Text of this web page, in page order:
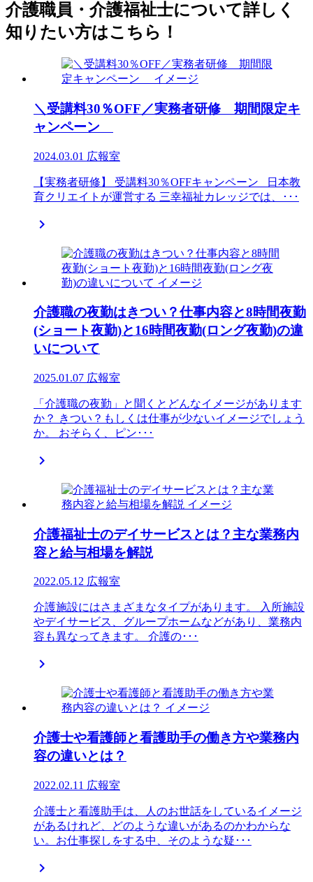
介護職員・介護福祉士について詳しく
知りたい方はこちら！
＼受講料30％OFF／実務者研修 期間限定キ
ャンペーン
2024.03.01 広報室
【実務者研修】 受講料30％OFFキャンペーン 日本教
育クリエイトが運営する 三幸福祉カレッジでは、･･･

介護職の夜勤はきつい？仕事内容と8時間夜勤
(ショート夜勤)と16時間夜勤(ロング夜勤)の違
いについて
2025.01.07 広報室
「介護職の夜勤」と聞くとどんなイメージがあります
か？ きつい？もしくは仕事が少ないイメージでしょう
か。 おそらく、ピン･･･

介護福祉士のデイサービスとは？主な業務内
容と給与相場を解説
2022.05.12 広報室
介護施設にはさまざまなタイプがあります。 入所施設
やデイサービス、グループホームなどがあり、業務内
容も異なってきます。 介護の･･･

介護士や看護師と看護助手の働き方や業務内
容の違いとは？
2022.02.11 広報室
介護士と看護助手は、人のお世話をしているイメージ
があるけれど、どのような違いがあるのかわからな
い。お仕事探しをする中、そのような疑･･･
